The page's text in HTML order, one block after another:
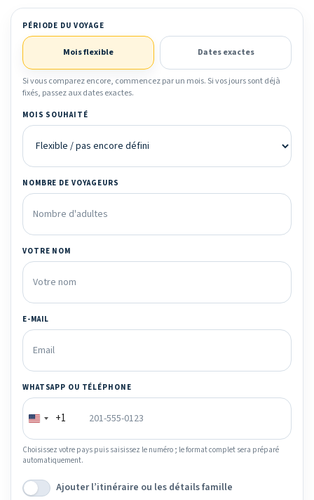
PÉRIODE DU VOYAGE
Mois flexible Dates exactes
Si vous comparez encore, commencez par un mois. Si vos jours sont déjà
fixés, passez aux dates exactes.
MOIS SOUHAITÉ
NOMBRE DE VOYAGEURS
VOTRE NOM
E-MAIL
WHATSAPP OU TÉLÉPHONE
+1
Choisissez votre pays puis saisissez le numéro ; le format complet sera préparé
automatiquement.
Ajouter l’itinéraire ou les détails famille